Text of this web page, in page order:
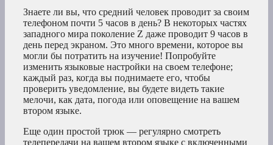
Знаете ли вы, что средний человек проводит за своим
телефоном почти 5 часов в день? В некоторых частях
западного мира поколение Z даже проводит 9 часов в
день перед экраном. Это много времени, которое вы
могли бы потратить на изучение! Попробуйте
изменить языковые настройки на своем телефоне;
каждый раз, когда вы поднимаете его, чтобы
проверить уведомление, вы будете видеть такие
мелочи, как дата, погода или оповещение на вашем
втором языке.
Еще один простой трюк — регулярно смотреть
телепередачи на вашем втором языке с включенными